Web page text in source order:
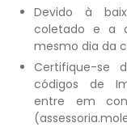
Devido à
coletado e a
mesmo dia da
Certifique-se
códigos de
entre em